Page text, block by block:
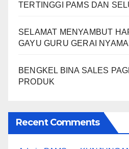
TERTINGGI PAMS DAN
SELAMAT MENYAMBUT
GAYU GURU GERAI NYAMAI
BENGKEL BINA SALES
PRODUK
Recent Comments